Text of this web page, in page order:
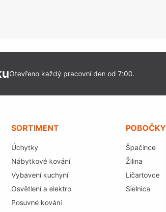
Otevřeno každý pracovní den od 7:00.
SORTIMENT
Úchytky
Nábytkové kování
Vybavení kuchyní
Osvětlení a elektro
Posuvné kování
POBOČKY
Špačince
Žilina
Ličartovce
Sielnica